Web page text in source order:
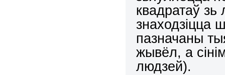
квадратаў зь
знаходзіцца
пазначаны
жывёл, а
людзей).